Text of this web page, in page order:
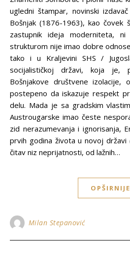
ugledni štampar, novinski
Bošnjak (1876-1963), kao čovek
zastupnik ideja moderniteta,
strukturom nije imao dobre
tako i u Kraljevini SHS /
socijalističkoj državi, koja je,
Bošnjakove društvene izolacije,
postepeno da iskazuje respekt
delu. Mada je sa gradskim
Austrougarske imao česte
zid nerazumevanja i ignorisanja,
prvih godina života u novoj državi
čitav niz neprijatnosti, od lažnih…
OPŠIRNIJE
Milan Stepanović